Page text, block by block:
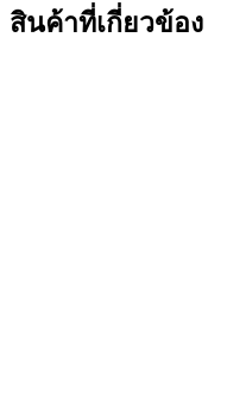
สินค้าที่เกี่ยวข้อง